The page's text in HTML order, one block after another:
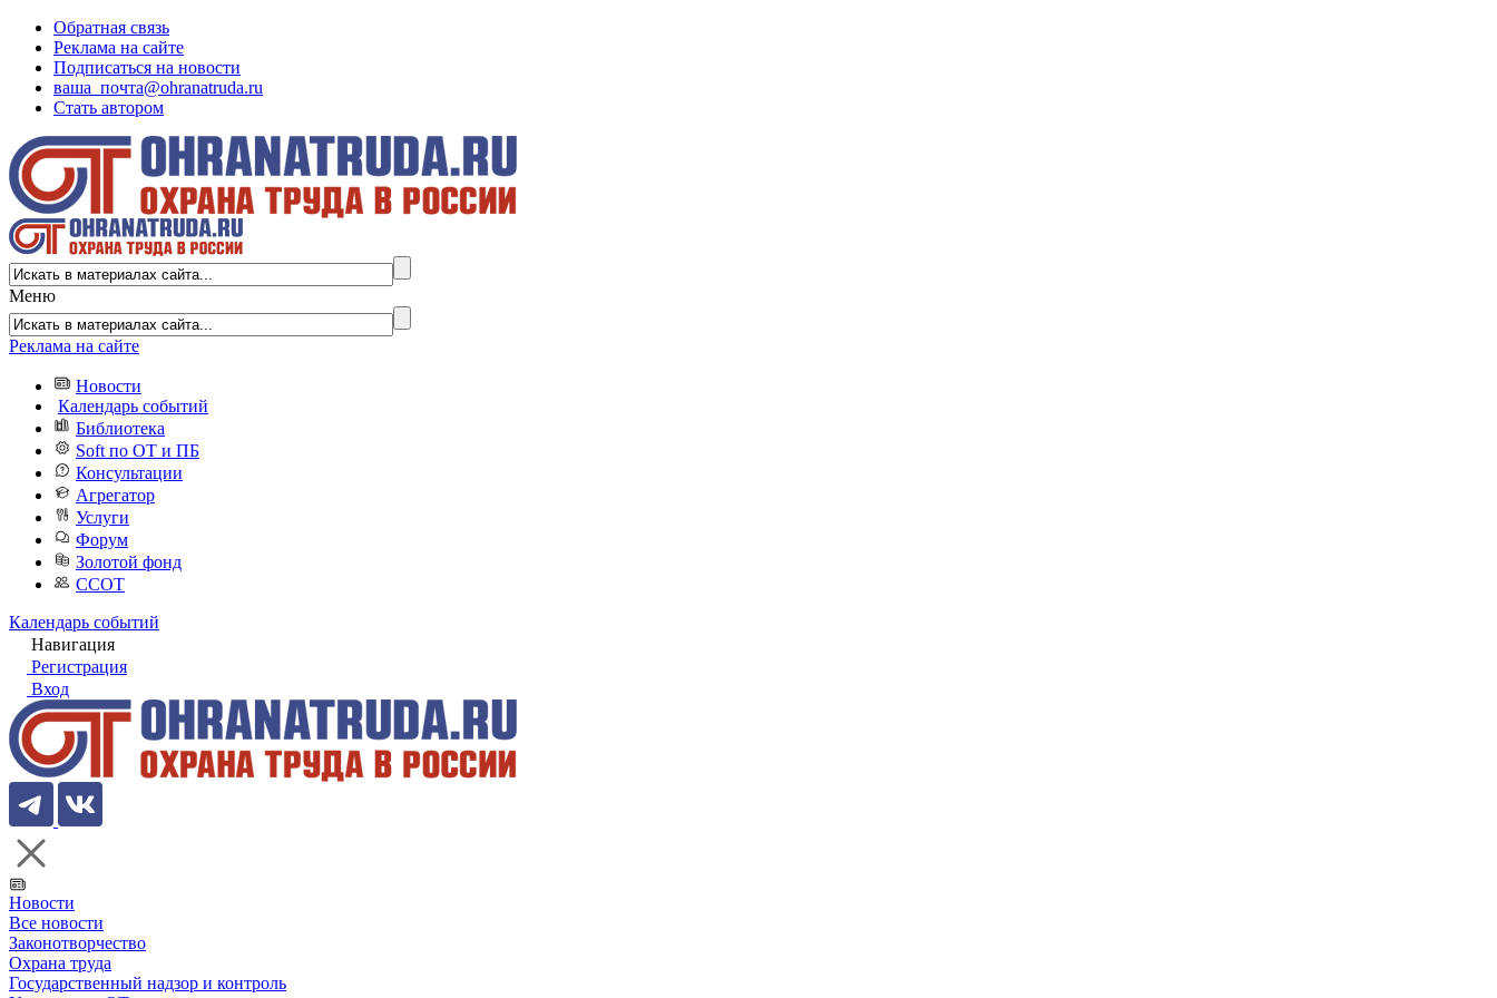
Обратная связь
Реклама на сайте
Подписаться на новости
ваша_почта@ohranatruda.ru
Стать автором
Меню
Реклама на сайте
Новости
Календарь событий
Библиотека
Soft по ОТ и ПБ
Консультации
Агрегатор
Услуги
Форум
Золотой фонд
ССОТ
Календарь событий
Навигация
Регистрация
Вход
Новости
Все новости
Законотворчество
Охрана труда
Государственный надзор и контроль